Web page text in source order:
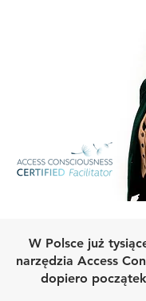
W Polsce już
narzędzia Access
dopiero